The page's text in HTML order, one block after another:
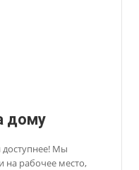
дому
доступнее! Мы
на рабочее место,